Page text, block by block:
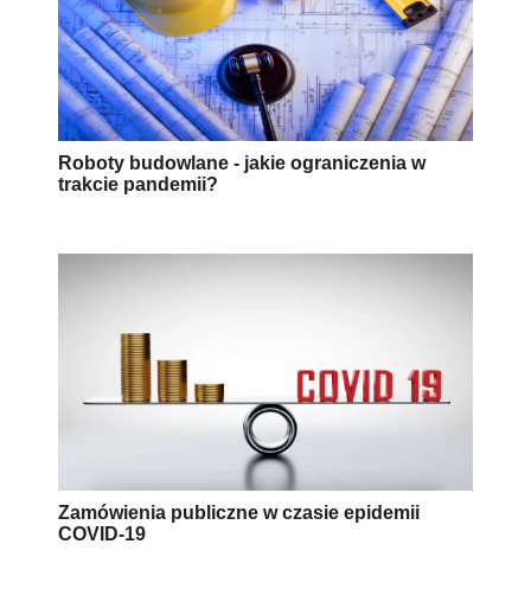
Roboty budowlane - jakie ograniczenia w
trakcie pandemii?
Zamówienia publiczne w czasie epidemii
COVID-19